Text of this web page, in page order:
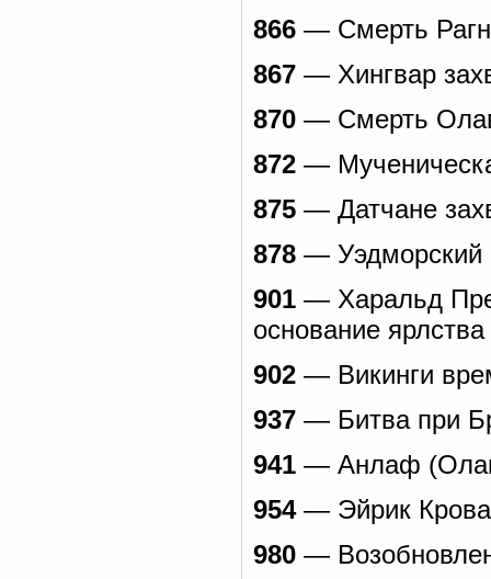
866 — Смерть
867 — Хингвар
870 — Cмерть
872 —
875 — Датчане
878 — Уэдморский
901 — Харальд
основание
902 — Викинги
937 — Битва при
941 — Анлаф
954— Эйрик
980 —